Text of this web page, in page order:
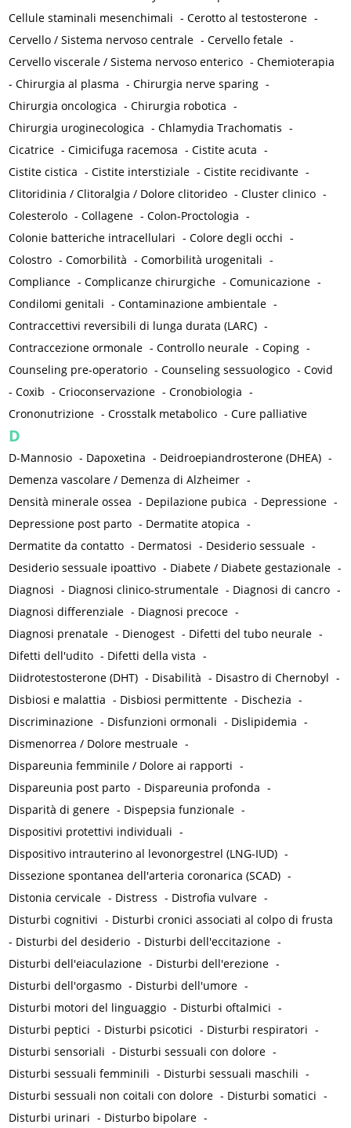
Cellule staminali mesenchimali -Cerotto al testosterone -
Cervello / Sistema nervoso centrale -Cervello fetale -
Cervello viscerale / Sistema nervoso enterico -Chemioterapia
-Chirurgia al plasma -Chirurgia nerve sparing -
Chirurgia oncologica -Chirurgia robotica -
Chirurgia uroginecologica -Chlamydia Trachomatis -
Cicatrice -Cimicifuga racemosa -Cistite acuta -
Cistite cistica -Cistite interstiziale -Cistite recidivante -
Clitoridinia / Clitoralgia / Dolore clitorideo -Cluster clinico -
Colesterolo -Collagene -Colon-Proctologia -
Colonie batteriche intracellulari -Colore degli occhi -
Colostro -Comorbilità -Comorbilità urogenitali -
Compliance -Complicanze chirurgiche -Comunicazione -
Condilomi genitali -Contaminazione ambientale -
Contraccettivi reversibili di lunga durata (LARC) -
Contraccezione ormonale -Controllo neurale -Coping -
Counseling pre-operatorio -Counseling sessuologico -Covid
-Coxib -Crioconservazione -Cronobiologia -
Crononutrizione -Crosstalk metabolico -Cure palliative
D
D-Mannosio - Dapoxetina - Deidroepiandrosterone (DHEA) -
Demenza vascolare / Demenza di Alzheimer -
Densità minerale ossea - Depilazione pubica - Depressione -
Depressione post parto - Dermatite atopica -
Dermatite da contatto - Dermatosi - Desiderio sessuale -
Desiderio sessuale ipoattivo - Diabete / Diabete gestazionale -
Diagnosi - Diagnosi clinico-strumentale - Diagnosi di cancro -
Diagnosi differenziale - Diagnosi precoce -
Diagnosi prenatale - Dienogest - Difetti del tubo neurale -
Difetti dell'udito - Difetti della vista -
Diidrotestosterone (DHT) - Disabilità - Disastro di Chernobyl -
Disbiosi e malattia - Disbiosi permittente - Dischezia -
Discriminazione - Disfunzioni ormonali - Dislipidemia -
Dismenorrea / Dolore mestruale -
Dispareunia femminile / Dolore ai rapporti -
Dispareunia post parto - Dispareunia profonda -
Disparità di genere - Dispepsia funzionale -
Dispositivi protettivi individuali -
Dispositivo intrauterino al levonorgestrel (LNG-IUD) -
Dissezione spontanea dell'arteria coronarica (SCAD) -
Distonia cervicale - Distress - Distrofia vulvare -
Disturbi cognitivi - Disturbi cronici associati al colpo di frusta
- Disturbi del desiderio - Disturbi dell'eccitazione -
Disturbi dell'eiaculazione - Disturbi dell'erezione -
Disturbi dell'orgasmo - Disturbi dell'umore -
Disturbi motori del linguaggio - Disturbi oftalmici -
Disturbi peptici - Disturbi psicotici - Disturbi respiratori -
Disturbi sensoriali - Disturbi sessuali con dolore -
Disturbi sessuali femminili - Disturbi sessuali maschili -
Disturbi sessuali non coitali con dolore - Disturbi somatici -
Disturbi urinari - Disturbo bipolare -